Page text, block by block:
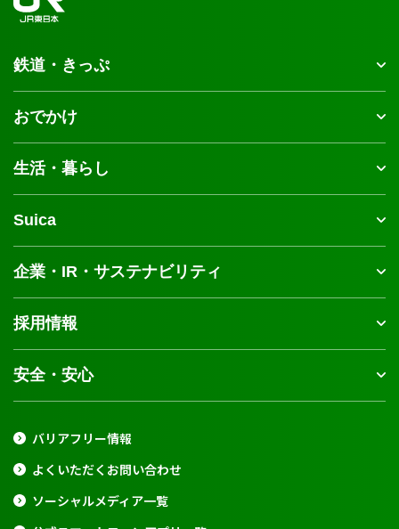
鉄道・きっぷ
おでかけ
生活・暮らし
Suica
企業・IR・サステナビリティ
採用情報
安全・安心
バリアフリー情報
よくいただくお問い合わせ
ソーシャルメディア一覧